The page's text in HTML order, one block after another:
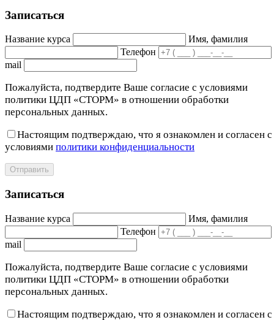
Записаться
Название курса
Имя, фамилия
Телефон
mail
Пожалуйста, подтвердите Ваше согласие с условиями
политики ЦДП «СТОРМ» в отношении обработки
персональных данных.
Настоящим подтверждаю, что я ознакомлен и согласен с
условиями политики конфиденциальности
Отправить
Записаться
Название курса
Имя, фамилия
Телефон
mail
Пожалуйста, подтвердите Ваше согласие с условиями
политики ЦДП «СТОРМ» в отношении обработки
персональных данных.
Настоящим подтверждаю, что я ознакомлен и согласен с